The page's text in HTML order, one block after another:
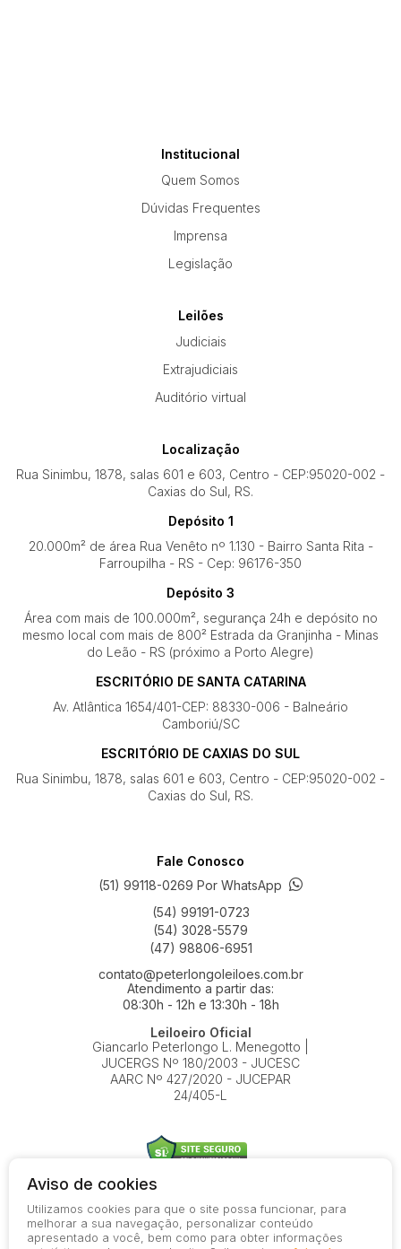
Institucional
Quem Somos
Dúvidas Frequentes
Imprensa
Legislação
Leilões
Judiciais
Extrajudiciais
Auditório virtual
Localização
Rua Sinimbu, 1878, salas 601 e 603, Centro - CEP:95020-002 -
Caxias do Sul, RS.
Depósito 1
20.000m² de área Rua Venêto nº 1.130 - Bairro Santa Rita -
Farroupilha - RS - Cep: 96176-350
Depósito 3
Área com mais de 100.000m², segurança 24h e depósito no
mesmo local com mais de 800² Estrada da Granjinha - Minas
do Leão - RS (próximo a Porto Alegre)
ESCRITÓRIO DE SANTA CATARINA
Av. Atlântica 1654/401-CEP: 88330-006 - Balneário
Camboriú/SC
ESCRITÓRIO DE CAXIAS DO SUL
Rua Sinimbu, 1878, salas 601 e 603, Centro - CEP:95020-002 -
Caxias do Sul, RS.
Fale Conosco
(51) 99118-0269 Por WhatsApp
(54) 99191-0723
(54) 3028-5579
(47) 98806-6951
contato@peterlongoleiloes.com.br
Atendimento a partir das:
08:30h - 12h e 13:30h - 18h
Leiloeiro Oficial
Giancarlo Peterlongo L. Menegotto |
JUCERGS Nº 180/2003 - JUCESC
AARC Nº 427/2020 - JUCEPAR
24/405-L
© 2026-present - Todos os direitos reservados
Política de Privacidade
Aviso de cookies
Utilizamos cookies para que o site possa funcionar, para
melhorar a sua navegação, personalizar conteúdo
apresentado a você, bem como para obter informações